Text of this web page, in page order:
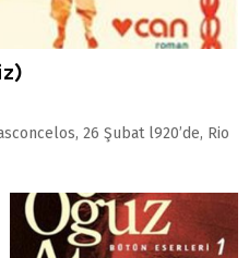
26 Şubat l920’de, Rio